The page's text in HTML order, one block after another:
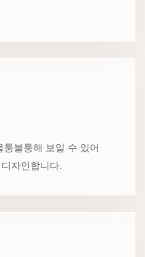
불퉁해 보일 수 있어
자인합니다.